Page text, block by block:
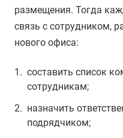
размещения. Тогда
связь с сотрудником,
нового офиса:
составить список
сотрудникам;
назначить
подрядчиком;